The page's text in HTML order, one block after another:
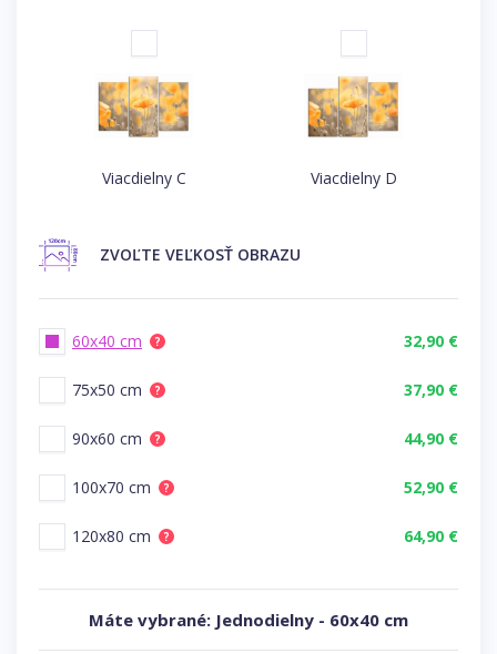
Viacdielny C Viacdielny D
ZVOĽTE VEĽKOSŤ OBRAZU
60x40 cm ? 32,90 €
75x50 cm ? 37,90 €
90x60 cm ? 44,90 €
100x70 cm ? 52,90 €
120x80 cm ? 64,90 €
Máte vybrané: Jednodielny - 60x40 cm